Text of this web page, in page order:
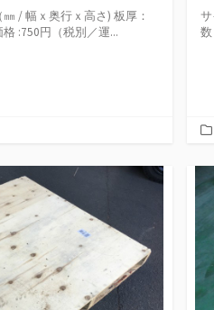
/ 幅ｘ奥行ｘ高さ) 板厚：
:750円（税別／運...